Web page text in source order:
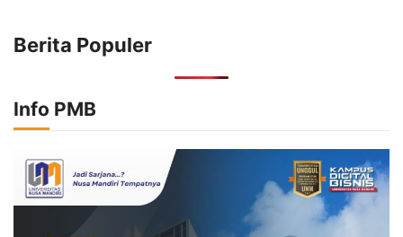
Berita Populer
Info PMB